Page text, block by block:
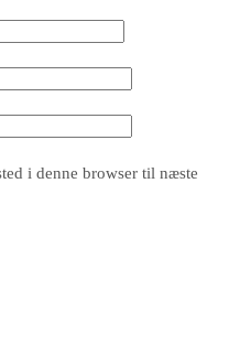
i denne browser til næste